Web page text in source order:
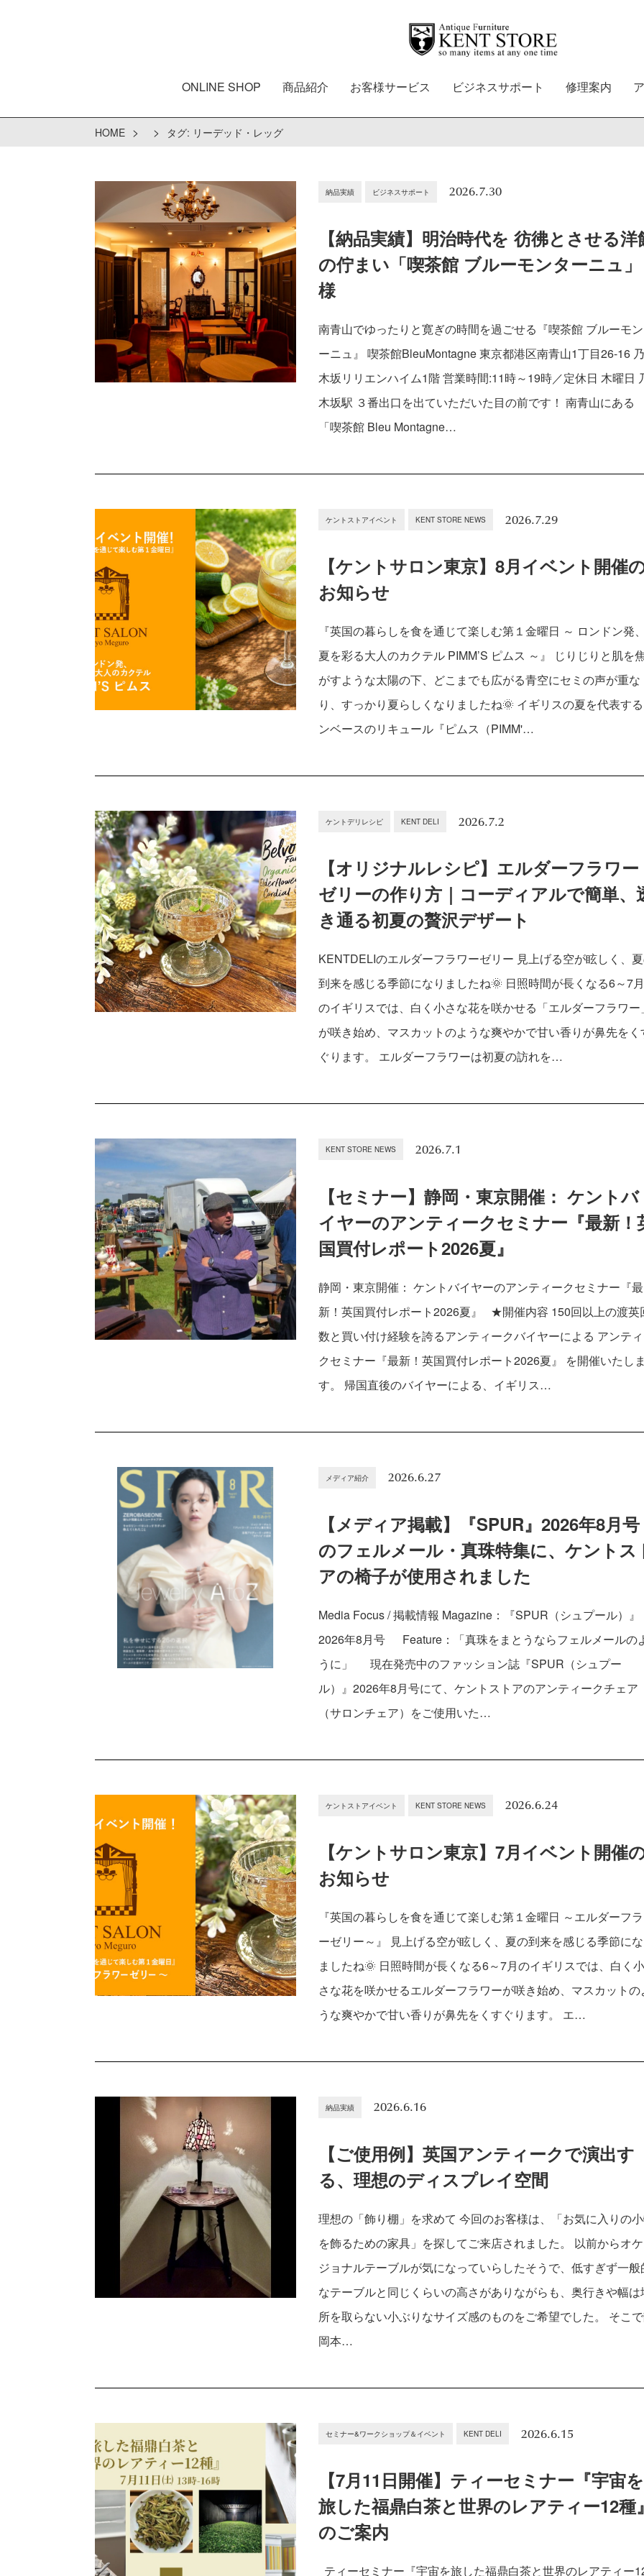
ONLINE SHOP 商品紹介 お客様サービス ビジネスサポート 修理案内
HOME > > タグ: リーデッド・レッグ
納品実績 ビジネスサポート 2026.7.30
【納品実績】明治時代を 彷彿とさせる洋
の佇まい「喫茶館 ブルーモンターニュ」
様
南青山でゆったりと寛ぎの時間を過ごせる『喫茶館 ブルーモ
ーニュ』 喫茶館BleuMontagne 東京都港区南青山1丁目26-16 乃
木坂リリエンハイム1階 営業時間:11時～19時／定休日 木曜日
木坂駅 ３番出口を出ていただいた目の前です！ 南青山にある
「喫茶館 Bleu Montagne…
ケントストアイベント KENT STORE NEWS 2026.7.29
【ケントサロン東京】8月イベント開催
お知らせ
『英国の暮らしを食を通じて楽しむ第１金曜日 ～ ロンドン発、
夏を彩る大人のカクテル PIMM’S ピムス ～』 じりじりと肌を
がすような太陽の下、どこまでも広がる青空にセミの声が重な
り、すっかり夏らしくなりましたね🌞 イギリスの夏を代表す
ンベースのリキュール『ピムス（PIMM'…
ケントデリレシピ KENT DELI 2026.7.2
【オリジナルレシピ】エルダーフラワー
ゼリーの作り方｜コーディアルで簡単、
き通る初夏の贅沢デザート
KENTDELIのエルダーフラワーゼリー 見上げる空が眩しく、
到来を感じる季節になりましたね🌞 日照時間が長くなる6～7月
のイギリスでは、白く小さな花を咲かせる「エルダーフラワー
が咲き始め、マスカットのような爽やかで甘い香りが鼻先をく
ぐります。 エルダーフラワーは初夏の訪れを…
KENT STORE NEWS 2026.7.1
【セミナー】静岡・東京開催： ケントバ
イヤーのアンティークセミナー『最新！
国買付レポート2026夏』
静岡・東京開催： ケントバイヤーのアンティークセミナー『最
新！英国買付レポート2026夏』 ★開催内容 150回以上の渡英
数と買い付け経験を誇るアンティークバイヤーによる アンテ
クセミナー『最新！英国買付レポート2026夏』 を開催いたしま
す。 帰国直後のバイヤーによる、イギリス…
メディア紹介 2026.6.27
【メディア掲載】『SPUR』2026年8月号
のフェルメール・真珠特集に、ケントス
アの椅子が使用されました
Media Focus / 掲載情報 Magazine：『SPUR（シュプール）』
2026年8月号 Feature：「真珠をまとうならフェルメールの
うに」 現在発売中のファッション誌『SPUR（シュプー
ル）』2026年8月号にて、ケントストアのアンティークチェア
（サロンチェア）をご使用いた…
ケントストアイベント KENT STORE NEWS 2026.6.24
【ケントサロン東京】7月イベント開催
お知らせ
『英国の暮らしを食を通じて楽しむ第１金曜日 ～エルダーフ
ーゼリー～』 見上げる空が眩しく、夏の到来を感じる季節にな
ましたね🌞 日照時間が長くなる6～7月のイギリスでは、白く小
さな花を咲かせるエルダーフラワーが咲き始め、マスカットの
うな爽やかで甘い香りが鼻先をくすぐります。 エ…
納品実績 2026.6.16
【ご使用例】英国アンティークで演出す
る、理想のディスプレイ空間
理想の「飾り棚」を求めて 今回のお客様は、「お気に入りの
を飾るための家具」を探してご来店されました。 以前からオ
ジョナルテーブルが気になっていらしたそうで、低すぎず一般
なテーブルと同じくらいの高さがありながらも、奥行きや幅は
所を取らない小ぶりなサイズ感のものをご希望でした。 そこ
岡本…
セミナー&ワークショップ＆イベント KENT DELI 2026.6.15
【7月11日開催】ティーセミナー『宇宙を
旅した福鼎白茶と世界のレアティー12種』
のご案内
ティーセミナー『宇宙を旅した福鼎白茶と世界のレアティー